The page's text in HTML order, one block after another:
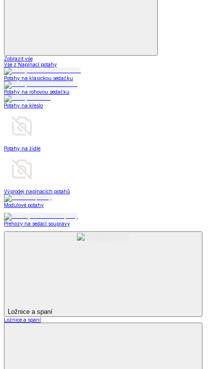
Zobrazit vše
Vše z Napínací potahy
Potahy na klasickou sedačku
Potahy na rohovou sedačku
Potahy na křeslo
Potahy na židle
Výprodej napínacích potahů
Modulové potahy
Přehozy na sedací soupravy
Ložnice a spaní
Ložnice a spaní